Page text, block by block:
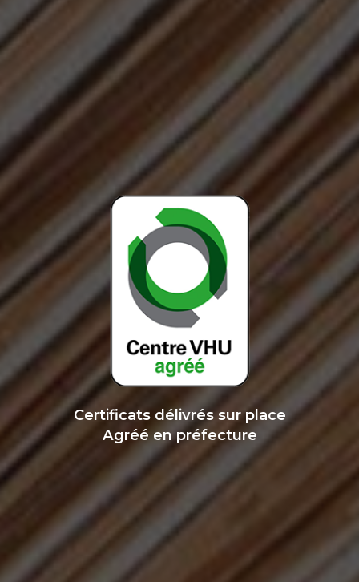
Certificats délivrés sur place
Agréé en préfecture